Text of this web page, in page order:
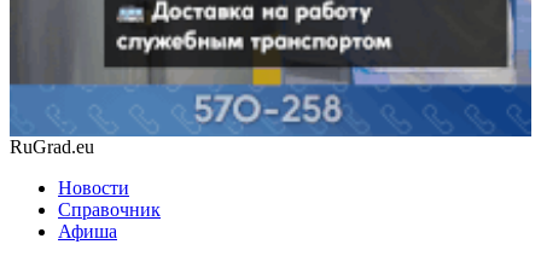
RuGrad.eu
Новости
Справочник
Афиша